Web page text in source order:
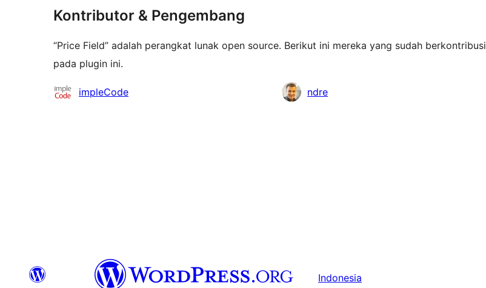
Kontributor & Pengembang
“Price Field” adalah perangkat lunak open source. Berikut ini mereka yang sudah berkontribusi
pada plugin ini.
KontributorimpleCode ndre
Indonesia